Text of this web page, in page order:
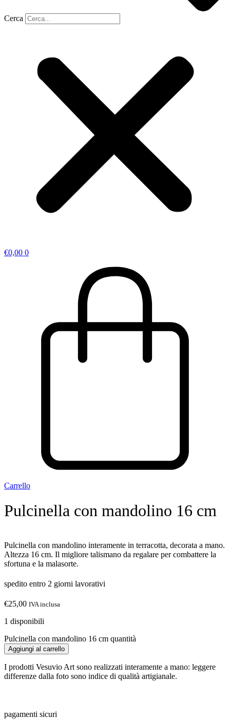
Cerca
€0,00 0
Carrello
Pulcinella con mandolino 16 cm
Pulcinella con mandolino interamente in terracotta, decorata a mano.
Altezza 16 cm. Il migliore talismano da regalare per combattere la
sfortuna e la malasorte.
spedito entro 2 giorni lavorativi
€25,00 IVA inclusa
1 disponibili
Pulcinella con mandolino 16 cm quantità
Aggiungi al carrello
I prodotti Vesuvio Art sono realizzati interamente a mano: leggere
differenze dalla foto sono indice di qualità artigianale.
pagamenti sicuri